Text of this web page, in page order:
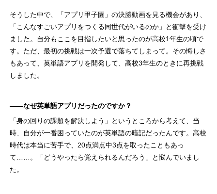
そうした中で、「アプリ甲子園」の決勝動画を見る機会があり、
「こんなすごいアプリをつくる同世代がいるのか」と衝撃を受け
ました。自分もここを目指したいと思ったのが高校1年生の頃で
す。ただ、最初の挑戦は一次予選で落ちてしまって。その悔しさ
もあって、英単語アプリを開発して、高校3年生のときに再挑戦
しました。
――なぜ英単語アプリだったのですか？
「身の回りの課題を解決しよう」というところから考えて、当
時、自分が一番困っていたのが英単語の暗記だったんです。高校
時代は本当に苦手で、20点満点中3点を取ったこともあっ
て……。「どうやったら覚えられるんだろう」と悩んでいまし
た。